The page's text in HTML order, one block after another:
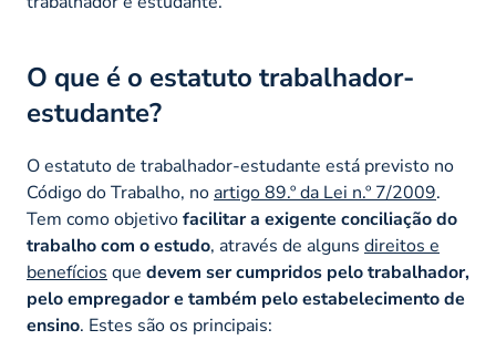
O que é o estatuto trabalhador-
estudante?
O estatuto de trabalhador-estudante está previsto no
Código do Trabalho, no artigo 89.º da Lei n.º 7/2009.
Tem como objetivofacilitar a exigente conciliação do
trabalho com o estudo, através de alguns direitos e
benefícios que devem ser cumpridos pelo trabalhador,
pelo empregador e também pelo estabelecimento de
ensino. Estes são os principais: